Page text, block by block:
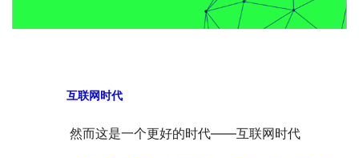
互联网时代
	　　然而这是一个更好的时代——互联网时代